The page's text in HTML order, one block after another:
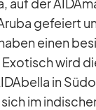
auf der
ge­fei­ert
ei­nen
Exo­tisch wird
in
im